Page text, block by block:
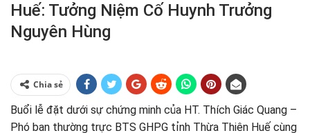
Huế: Tưởng Niệm Cố Huynh Trưởng
Nguyên Hùng
Chia sẻ
Buổi lễ đặt dưới sự chứng minh của HT. Thích Giác Quang –
Phó ban thường trực BTS GHPG tỉnh Thừa Thiên Huế cùng